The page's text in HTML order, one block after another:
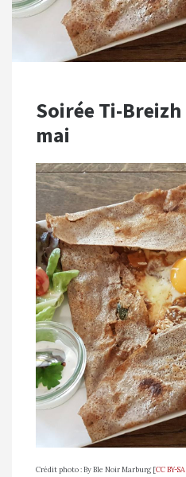
Soirée Ti-
mai
Crédit photo : By Ble Noir Marburg [CC BY-